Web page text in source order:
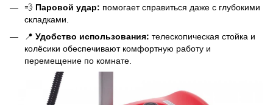
💨 Паровой удар: помогает справиться даже с глубокими
складками.
📍 Удобство использования: телескопическая стойка и
колёсики обеспечивают комфортную работу и
перемещение по комнате.